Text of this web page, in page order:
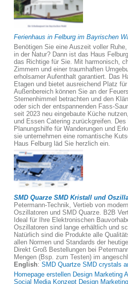
Ferienhaus in Felburg im Bayrischen
Benötigen Sie eine Auszeit voller
in der Natur? Dann ist das Haus
das Richtige für Sie. Mit harmonisch,
Zimmern und einer traumhaften
erholsamer Aufenthalt garantiert. Das
Etagen und bietet ausreichend Platz
Außenbereich können Sie an der
Sternenhimmel betrachten und den
oder sich der entspannenden Fass-
seit 2023 neu eingebaute Küche
und Essen Catering zurückgreifen.
Planungshilfe für Wanderungen und
sie unternehmen eine romantische
Haus Felburg läd Sie herzlich ein.
SMD Quarze SMD Kristall und
Petermann-Technik, Vertieb von
Oszillatoren und SMD Quarze. B2B
Ideal für Ihre Elektronischen
Oszillatoren sind lange erhältlich und
Natürlich sind die Produkte alle
allen Normen und Standards der
Direkt Groß Bestellungen bei
Mengen (Bsp. zum Testen) im
English: SMD Quartze SMD crystals
Homepage erstellen Design Marketing
Social Media Konzept Design